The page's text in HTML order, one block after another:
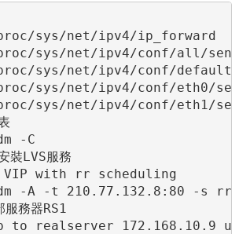
sys/net/ipv4/ip_forward
sys/net/ipv4/conf/all/
sys/net/ipv4/conf/default/
sys/net/ipv4/conf/eth0/
sys/net/ipv4/conf/eth1/
-C
LVS服務
with rr scheduling
-A -t 210.77.132.8:80 -s rr
務器RS1
to realserver 172.168.10.9